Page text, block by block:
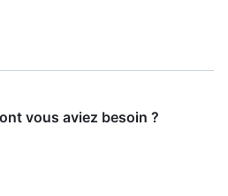
vous aviez besoin ?